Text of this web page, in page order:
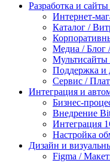
Разработка и сайты
Интернет-
Каталог /
Медиа / Блог
Поддержка и
Сервис /
Интеграция и
Бизнес-
Внедрение
Интеграция
Настройка
Дизайн и
Figma /